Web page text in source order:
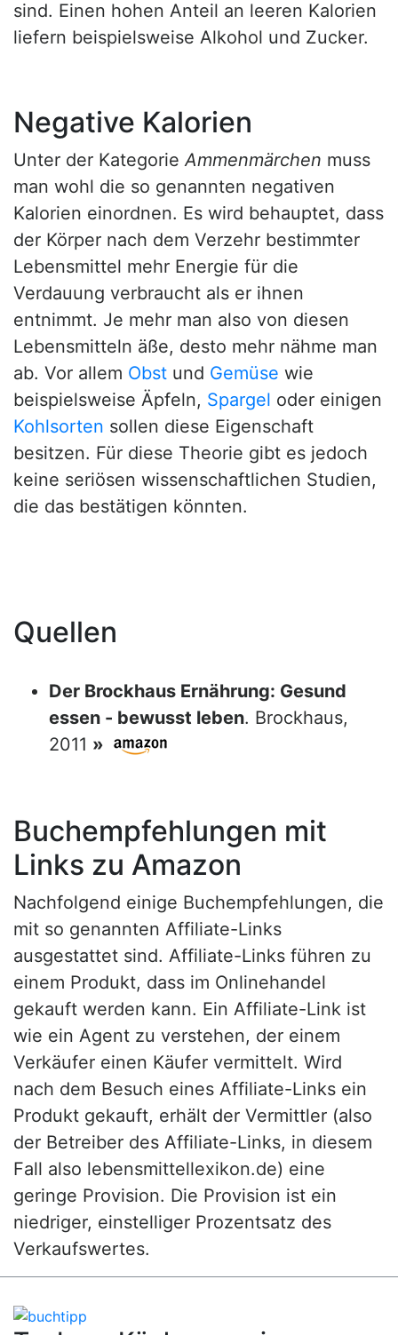
sind. Einen hohen Anteil an leeren Kalorien
liefern beispielsweise Alkohol und Zucker.
Negative Kalorien
Unter der KategorieAmmenmärchen muss
man wohl die so genannten negativen
Kalorien einordnen. Es wird behauptet, dass
der Körper nach dem Verzehr bestimmter
Lebensmittel mehr Energie für die
Verdauung verbraucht als er ihnen
entnimmt. Je mehr man also von diesen
Lebensmitteln äße, desto mehr nähme man
ab. Vor allem Obst und Gemüse wie
beispielsweise Äpfeln, Spargel oder einigen
Kohlsorten sollen diese Eigenschaft
besitzen. Für diese Theorie gibt es jedoch
keine seriösen wissenschaftlichen Studien,
die das bestätigen könnten.
Quellen
Der Brockhaus Ernährung: Gesund
essen - bewusst leben. Brockhaus,
2011 »
Buchempfehlungen mit
Links zu Amazon
Nachfolgend einige Buchempfehlungen, die
mit so genannten Affiliate-Links
ausgestattet sind. Affiliate-Links führen zu
einem Produkt, dass im Onlinehandel
gekauft werden kann. Ein Affiliate-Link ist
wie ein Agent zu verstehen, der einem
Verkäufer einen Käufer vermittelt. Wird
nach dem Besuch eines Affiliate-Links ein
Produkt gekauft, erhält der Vermittler (also
der Betreiber des Affiliate-Links, in diesem
Fall also lebensmittellexikon.de) eine
geringe Provision. Die Provision ist ein
niedriger, einstelliger Prozentsatz des
Verkaufswertes.